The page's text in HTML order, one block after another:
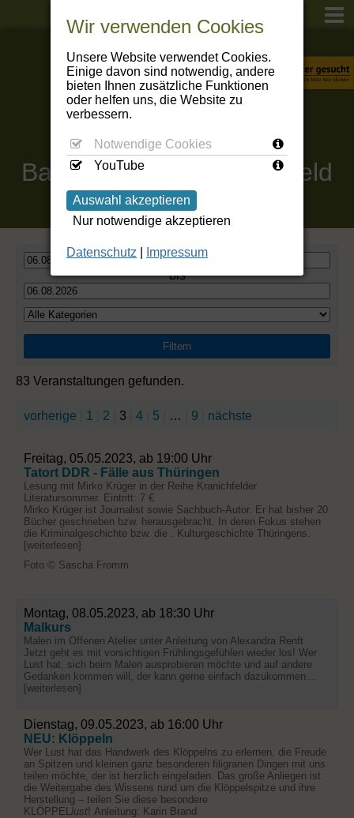
Baumbachhaus Kranichfeld
bis
83 Veranstaltungen gefunden.
vorherige 1 2 3 4 5 … 9 nächste
Freitag, 05.05.2023, ab 19:00 Uhr
Tatort DDR - Fälle aus Thüringen
Lesung mit Mirko Krüger in der Reihe Kranichfelder
Literatursommer. Eintritt: 7 €
Mirko Krüger ist Journalist sowie Sachbuch-Autor. Er hat bisher 20
Bücher geschrieben bzw. herausgebracht. In deren Fokus stehen
die Kriminalgeschichte bzw. die . Kulturgeschichte Thüringens.
[weiterlesen]
Foto © Sascha Fromm
Montag, 08.05.2023, ab 18:30 Uhr
Malkurs
Malen im Offenen Atelier unter Anleitung von Alexandra Renft
Jetzt geht es mit vorsichtigen Frühlingsgefühlen wieder los! Wer
Lust hat, sich beim Malen ausprobieren möchte und auf andere
Gedanken kommen will, der kann gerne einfach dazukommen...
[weiterlesen]
Dienstag, 09.05.2023, ab 16:00 Uhr
NEU: Klöppeln
Wer Lust hat das Handwerk des Klöppelns zu erlernen, die Freude
an Spitzen und kleinen ganz besonderen filigranen Dingen mit uns
teilen möchte, der ist herzlich eingeladen. Das große Anliegen ist
die Weitergabe des Wissens rund um die Klöppelspitze und ihre
Herstellung – teilen Sie diese besondere
KLÖPPEL lust! Anleitung: Karin Brand
Wir verwenden Cookies
Unsere Website verwendet Cookies.
Einige davon sind notwendig, andere
bieten Ihnen zusätzliche Funktionen
oder helfen uns, die Website zu
verbessern.
Notwendige Cookies
YouTube
Auswahl akzeptieren
Nur notwendige akzeptieren
Datenschutz Impressum